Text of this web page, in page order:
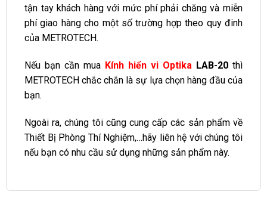
tận tay khách hàng với mức phí phải chăng và miễn
phí giao hàng cho một số trường hợp theo quy đinh
của METROTECH.
Nếu bạn cần mua Kính hiển vi Optika LAB-20 thì
METROTECH chắc chắn là sự lựa chọn hàng đầu của
bạn.
Ngoài ra, chúng tôi cũng cung cấp các sản phẩm về
Thiết Bị Phòng Thí Nghiệm,…hãy liên hệ với chúng tôi
nếu bạn có nhu cầu sử dụng những sản phẩm này.